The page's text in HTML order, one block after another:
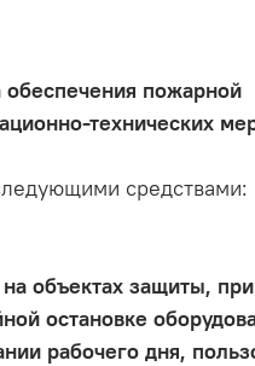
пожарной
технических
средствами:
объектах защиты, при
остановке
рабочего дня,